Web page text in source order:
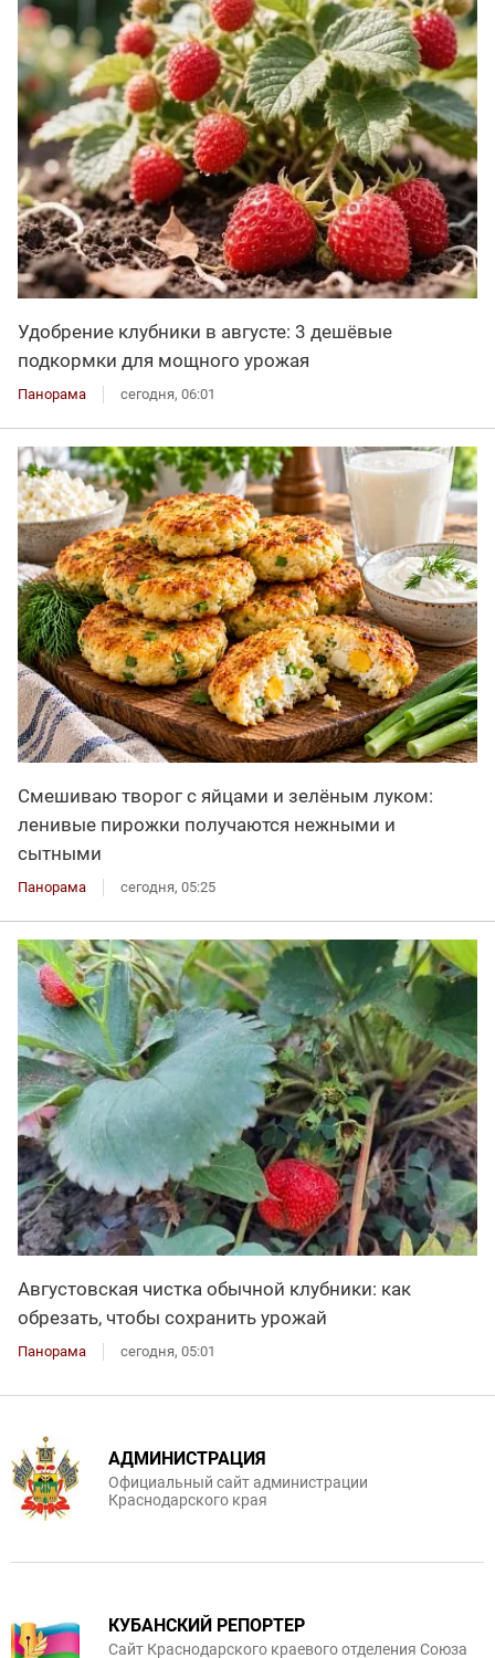
Удобрение клубники в августе: 3 дешёвые
подкормки для мощного урожая
Панорама сегодня, 06:01
Смешиваю творог с яйцами и зелёным луком:
ленивые пирожки получаются нежными и
сытными
Панорама сегодня, 05:25
Августовская чистка обычной клубники: как
обрезать, чтобы сохранить урожай
Панорама сегодня, 05:01
АДМИНИСТРАЦИЯ
Официальный сайт администрации
Краснодарского края
КУБАНСКИЙ РЕПОРТЕР
Сайт Краснодарского краевого отделения Союза